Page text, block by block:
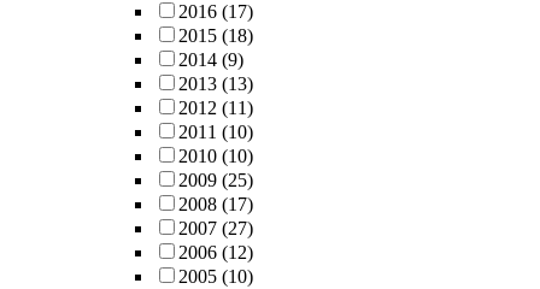
2016 (17)
2015 (18)
2014 (9)
2013 (13)
2012 (11)
2011 (10)
2010 (10)
2009 (25)
2008 (17)
2007 (27)
2006 (12)
2005 (10)